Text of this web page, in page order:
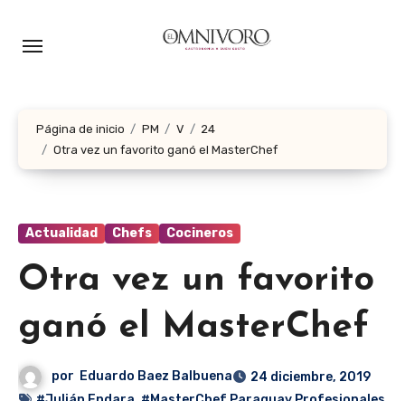
Página de inicio PM V
24
Otra vez un favorito ganó el MasterChef
Actualidad Chefs Cocineros
Otra vez un favorito
ganó el MasterChef
por Eduardo Baez Balbuena
24 diciembre, 2019